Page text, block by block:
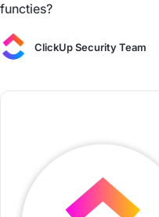
functies?
ClickUp Security Team